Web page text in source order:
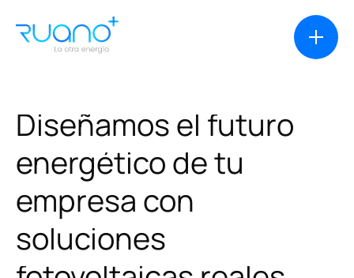
Soluciones
Casos de éxito
Diseñamosel futuro
energéticodetu
empresa con
soluciones